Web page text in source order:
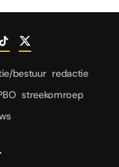
bestuur redactie
streekomroep